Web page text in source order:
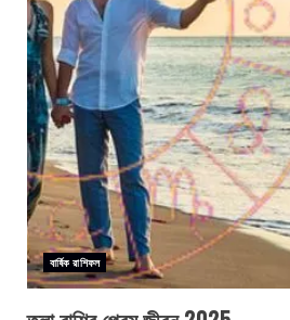
বার্ষিক রাশিফল